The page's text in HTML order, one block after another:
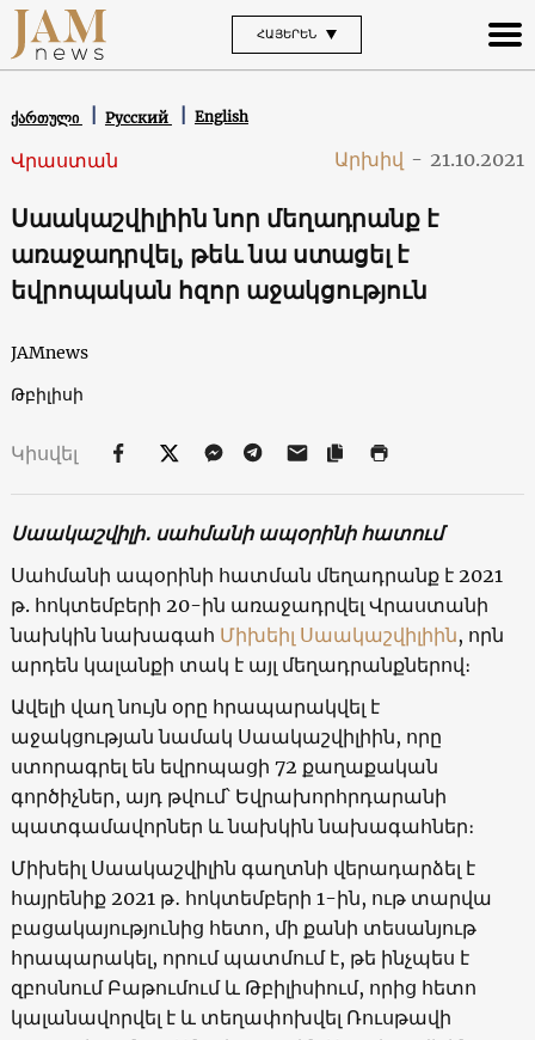
ՀԱՅԵՐԵՆ
ქართული Русский English
Վրաստան Արխիվ - 21.10.2021
Սաակաշվիլիին նոր մեղադրանք է
առաջադրվել, թեև նա ստացել է
եվրոպական հզոր աջակցություն
JAMnews
Թբիլիսի
Կիսվել
Սաակաշվիլի․ սահմանի ապօրինի հատում
Սահմանի ապօրինի հատման մեղադրանք է 2021
թ. հոկտեմբերի 20-ին առաջադրվել Վրաստանի
նախկին նախագահ Միխեիլ Սաակաշվիլիին, որն
արդեն կալանքի տակ է այլ մեղադրանքներով։
Ավելի վաղ նույն օրը հրապարակվել է
աջակցության նամակ Սաակաշվիլիին, որը
ստորագրել են եվրոպացի 72 քաղաքական
գործիչներ, այդ թվում՝ Եվրախորհրդարանի
պատգամավորներ և նախկին նախագահներ։
Միխեիլ Սաակաշվիլին գաղտնի վերադարձել է
հայրենիք 2021 թ․ հոկտեմբերի 1-ին, ութ տարվա
բացակայությունից հետո, մի քանի տեսանյութ
հրապարակել, որում պատմում է, թե ինչպես է
զբոսնում Բաթումում և Թբիլիսիում, որից հետո
կալանավորվել է և տեղափոխվել Ռուսթավի